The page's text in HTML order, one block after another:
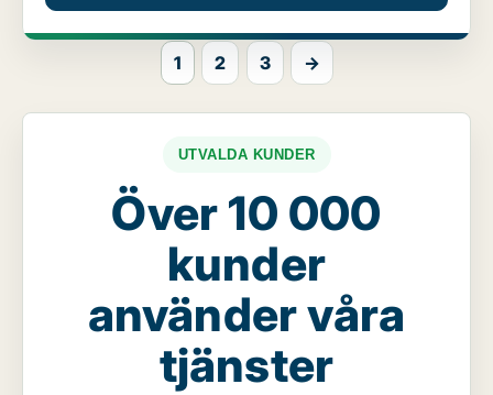
1 2 3 →
UTVALDA KUNDER
Över 10 000
kunder
använder våra
tjänster